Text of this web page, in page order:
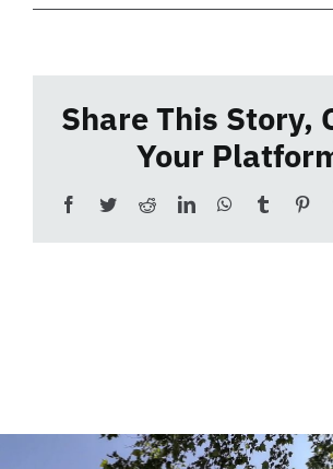
NewsShare This Story,
Your
Facebook
TwitterRedditLinkedInWhatsApp
Tumblr